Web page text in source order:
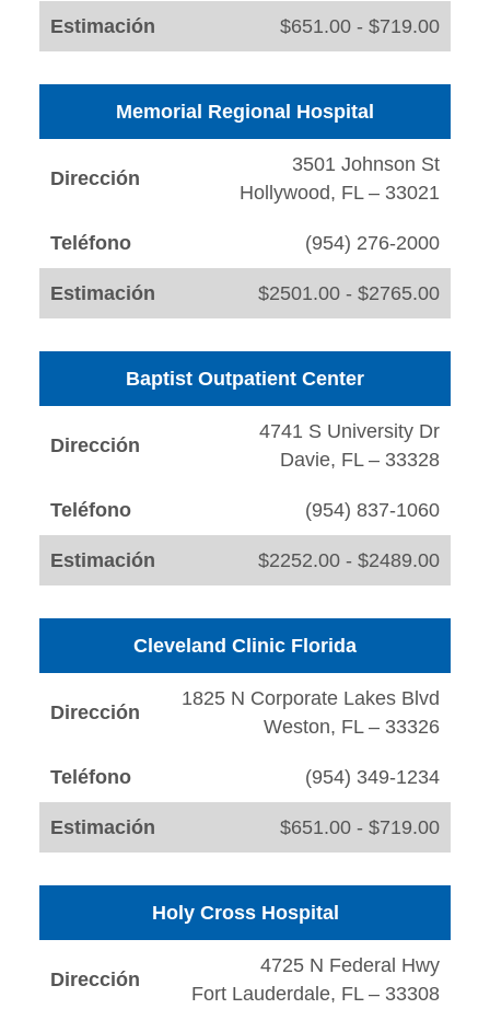
Estimación $651.00 - $719.00
Memorial Regional Hospital
Dirección
3501 Johnson St
Hollywood, FL – 33021
Teléfono (954) 276-2000
Estimación $2501.00 - $2765.00
Baptist Outpatient Center
Dirección
4741 S University Dr
Davie, FL – 33328
Teléfono (954) 837-1060
Estimación $2252.00 - $2489.00
Cleveland Clinic Florida
Dirección
1825 N Corporate Lakes Blvd
Weston, FL – 33326
Teléfono (954) 349-1234
Estimación $651.00 - $719.00
Holy Cross Hospital
Dirección
4725 N Federal Hwy
Fort Lauderdale, FL – 33308